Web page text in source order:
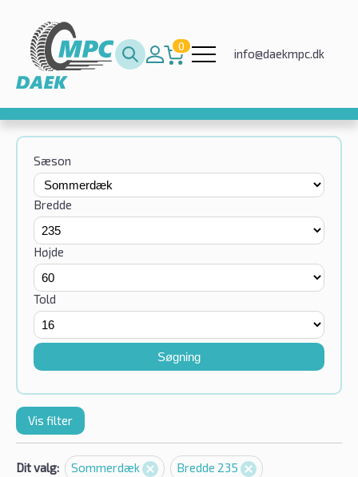
0
info@daekmpc.dk
Sæson
Bredde
Højde
Told
Søgning
Vis filter
Dit valg: Sommerdæk Bredde 235